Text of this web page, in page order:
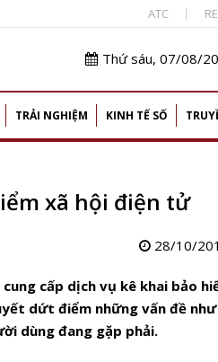
ATC
Thứ sáu, 07/08/
TRẢI NGHIỆM KINH TẾ SỐ
xã hội điện tử
28/10/
cấp dịch vụ kê khai bảo
dứt điểm những vấn đề như
dùng đang gặp phải.